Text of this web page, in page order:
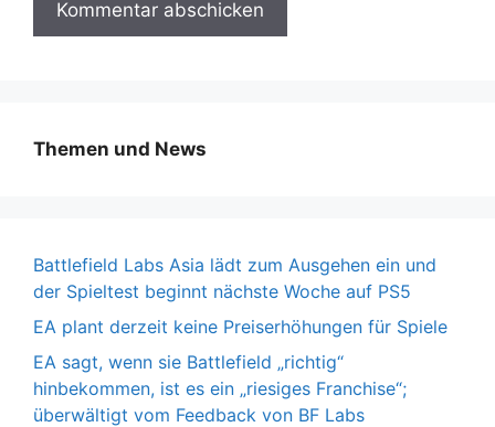
Themen und News
Battlefield Labs Asia lädt zum Ausgehen ein und
der Spieltest beginnt nächste Woche auf PS5
EA plant derzeit keine Preiserhöhungen für Spiele
EA sagt, wenn sie Battlefield „richtig“
hinbekommen, ist es ein „riesiges Franchise“;
überwältigt vom Feedback von BF Labs